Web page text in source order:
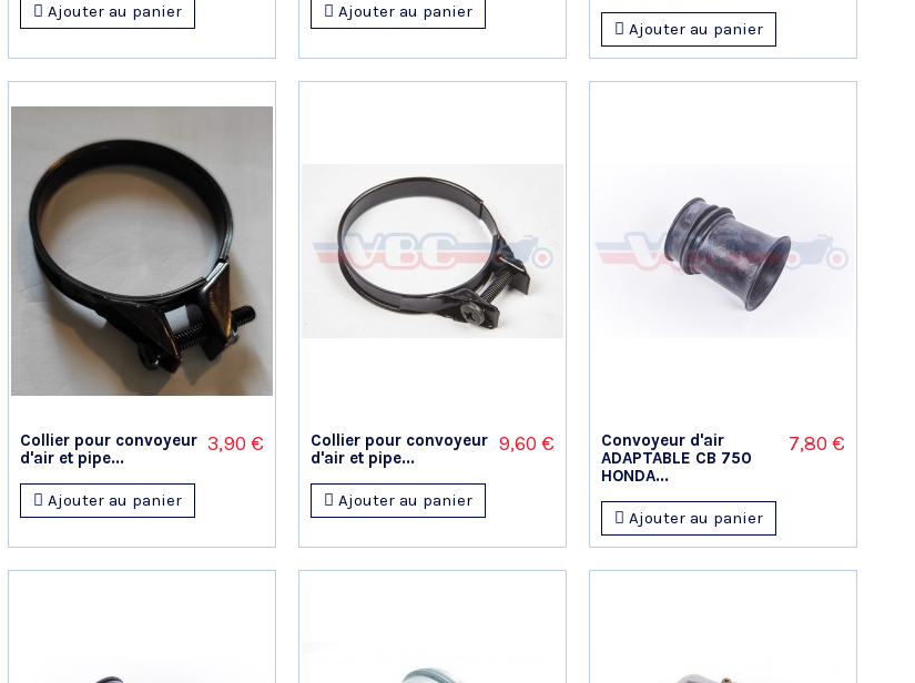
Ajouter au panier Ajouter au panier
Ajouter au panier
Collier pour convoyeur
d'air et pipe...
3,90 €
Ajouter au panier
Collier pour convoyeur
d'air et pipe...
9,60 €
Ajouter au panier
Convoyeur d'air
ADAPTABLE CB 750
HONDA...
7,80 €
Ajouter au panier